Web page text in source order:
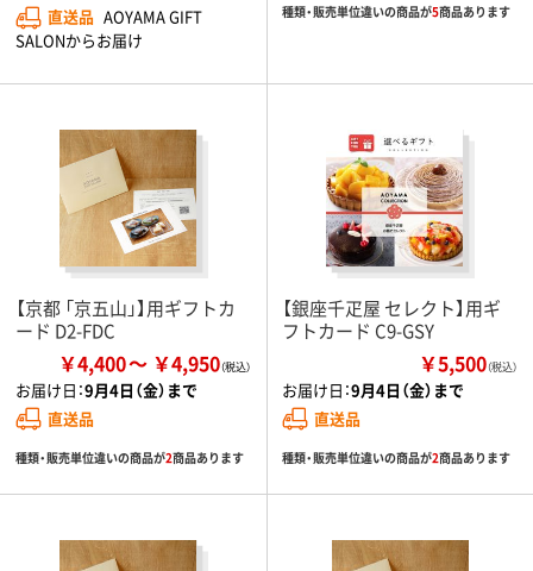
直送品 AOYAMA GIFT
SALONからお届け
種類・販売単位違いの商品が5商品あります
【京都 「京五山」】用ギフトカ
ード D2-FDC
￥4,400 ￥4,950
お届け日：9月4日（金）まで
直送品
種類・販売単位違いの商品が2商品あります
【銀座千疋屋 セレクト】用ギ
フトカード C9-GSY
￥5,500（税込）
お届け日：9月4日（金）まで
直送品
種類・販売単位違いの商品が2商品あります